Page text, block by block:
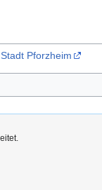
Pforzheim